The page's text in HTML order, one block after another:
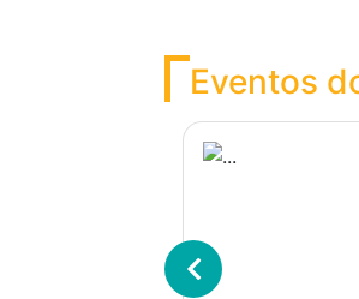
Eventos
Previous